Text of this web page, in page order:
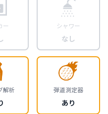
ー シャワー
なし
解析 弾道測定器
あり